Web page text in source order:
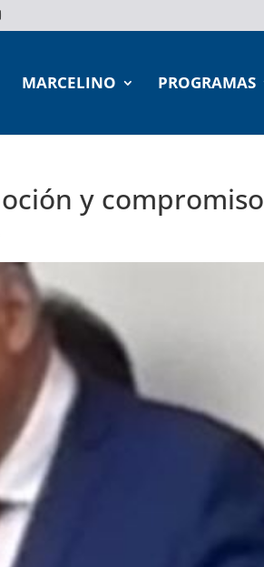
MARCELINO PROGRAMAS
y compromiso